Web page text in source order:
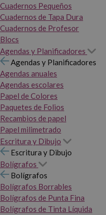
Cuadernos Pequeños
Cuadernos de Tapa Dura
Cuadernos de Profesor
Blocs
Agendas y Planificadores
Agendas y Planificadores
Agendas anuales
Agendas escolares
Papel de Colores
Paquetes de Folios
Recambios de papel
Papel milimetrado
Escritura y Dibujo
Escritura y Dibujo
Bolígrafos
Bolígrafos
Bolígrafos Borrables
Bolígrafos de Punta Fina
Bolígrafos de Tinta Líquida